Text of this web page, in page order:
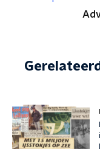
Gerelateerd